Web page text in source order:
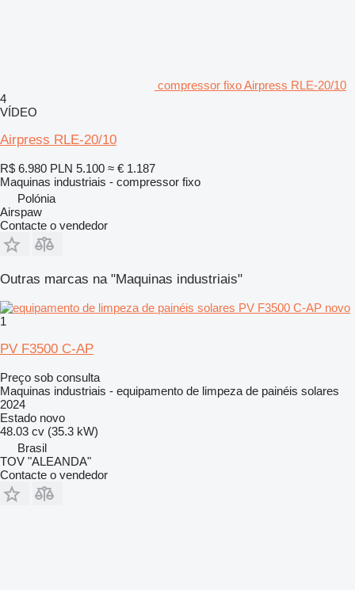
compressor fixo Airpress RLE-20/10
4
VÍDEO
Airpress RLE-20/10
R$ 6.980 PLN 5.100 ≈ € 1.187
Maquinas industriais - compressor fixo
Polónia
Airspaw
Contacte o vendedor
Outras marcas na "Maquinas industriais"
1
PV F3500 C-AP
Preço sob consulta
Maquinas industriais - equipamento de limpeza de painéis solares
2024
Estado novo
48.03 cv (35.3 kW)
Brasil
TOV "ALEANDA"
Contacte o vendedor